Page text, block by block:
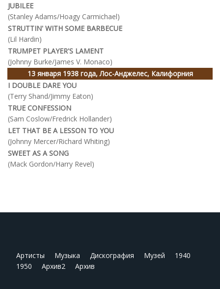
JUBILEE
(Stanley Adams/Hoagy Carmichael)
STRUTTIN' WITH SOME BARBECUE
(Lil Hardin)
TRUMPET PLAYER'S LAMENT
(Johnny Burke/James V. Monaco)
13 января 1938 года, Лос-Анджелес, Калифорния
I DOUBLE DARE YOU
(Terry Shand/Jimmy Eaton)
TRUE CONFESSION
(Sam Coslow/Fredrick Hollander)
LET THAT BE A LESSON TO YOU
(Johnny Mercer/Richard Whiting)
SWEET AS A SONG
(Mack Gordon/Harry Revel)
Артисты Музыка Дискография Музей
1940
1950
Архив2 Архив